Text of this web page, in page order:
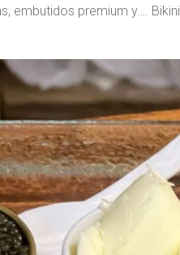
embutidos premium y….